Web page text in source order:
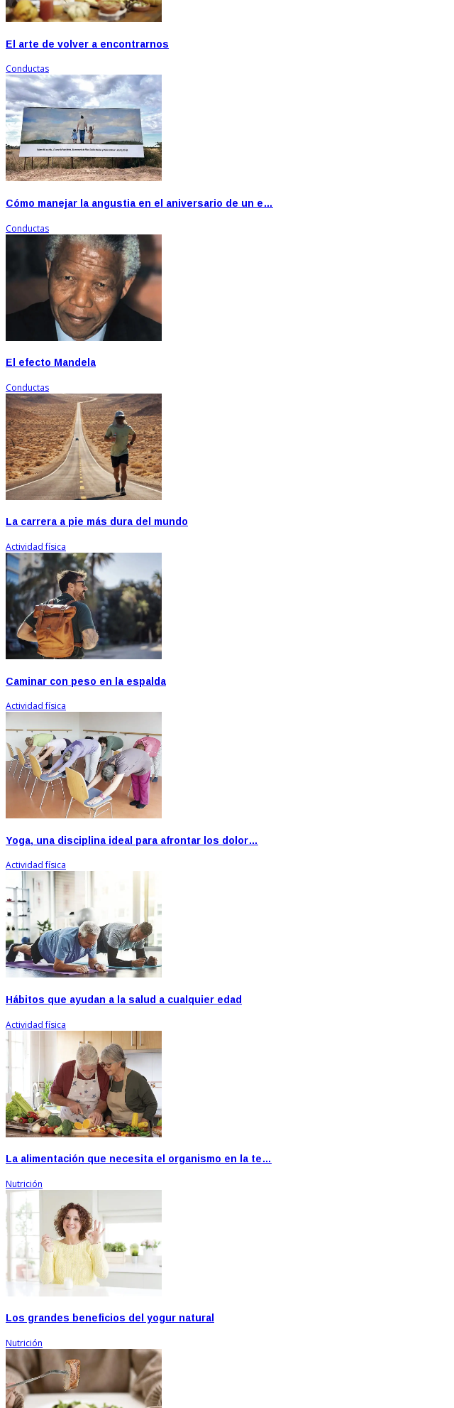
El arte de volver a encontrarnos
Conductas
Cómo manejar la angustia en el aniversario de un e…
Conductas
El efecto Mandela
Conductas
La carrera a pie más dura del mundo
Actividad física
Caminar con peso en la espalda
Actividad física
Yoga, una disciplina ideal para afrontar los dolor…
Actividad física
Hábitos que ayudan a la salud a cualquier edad
Actividad física
La alimentación que necesita el organismo en la te…
Nutrición
Los grandes beneficios del yogur natural
Nutrición